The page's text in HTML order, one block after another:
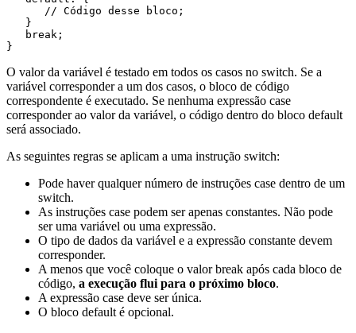
}
O valor da variável é testado em todos os casos no switch. Se a
variável corresponder a um dos casos, o bloco de código
correspondente é executado. Se nenhuma expressão case
corresponder ao valor da variável, o código dentro do bloco default
será associado.
As seguintes regras se aplicam a uma instrução switch:
Pode haver qualquer número de instruções case dentro de um
switch.
As instruções case podem ser apenas constantes. Não pode
ser uma variável ou uma expressão.
O tipo de dados da variável e a expressão constante devem
corresponder.
A menos que você coloque o valor break após cada bloco de
código, a execução flui para o próximo bloco.
A expressão case deve ser única.
O bloco default é opcional.